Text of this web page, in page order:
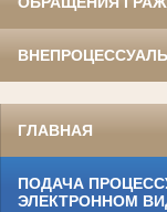
ГЛАВНАЯ
ПОДАЧА
ЭЛЕКТРОННОМ